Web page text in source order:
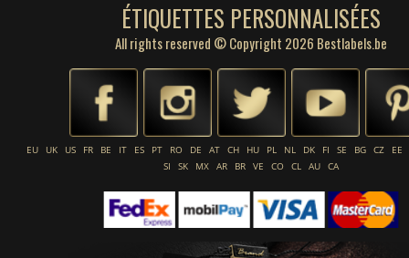
ÉTIQUETTES PERSONNALISÉES
All rights reserved © Copyright 2026 Bestlabels.be
EU UK US FR BE IT ES PT RO DE AT CH HU PL NL DK FI SE BG CZ
EE
SI
SK MX AR BR VE CO CL AU CA